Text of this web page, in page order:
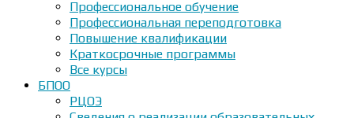
Профессиональное обучение
Профессиональная переподготовка
Повышение квалификации
Краткосрочные программы
Все курсы
БПОО
РЦОЭ